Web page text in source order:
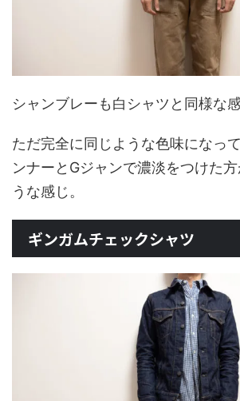
シャンブレーも白シャツと同様な
ただ完全に同じような色味になっ
ンナーとGジャンで濃淡をつけた
うな感じ。
ギンガムチェックシャツ